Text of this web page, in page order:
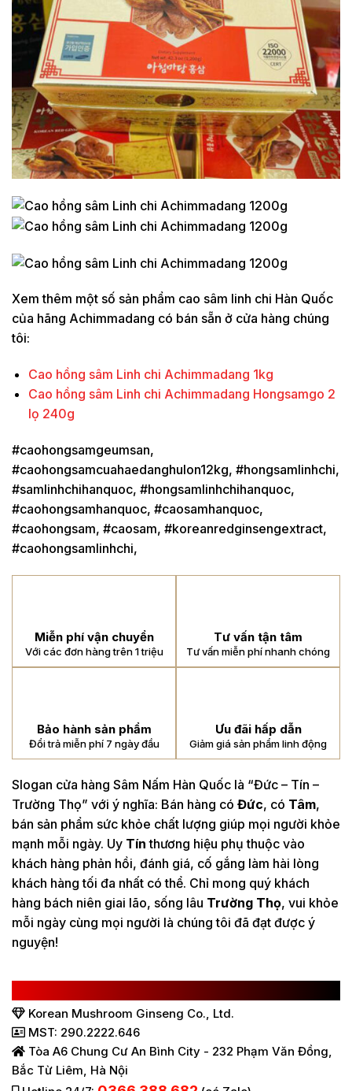
Xem thêm một số sản phẩm cao sâm linh chi Hàn Quốc
của hãng Achimmadang có bán sẵn ở cửa hàng chúng
tôi:
Cao hồng sâm Linh chi Achimmadang 1kg
Cao hồng sâm Linh chi Achimmadang Hongsamgo 2
lọ 240g
#caohongsamgeumsan,
#caohongsamcuahaedanghulon12kg, #hongsamlinhchi,
#samlinhchihanquoc, #hongsamlinhchihanquoc,
#caohongsamhanquoc, #caosamhanquoc,
#caohongsam, #caosam, #koreanredginsengextract,
#caohongsamlinhchi,
Miễn phí vận chuyển
Với các đơn hàng trên 1 triệu
Tư vấn tận tâm
Tư vấn miễn phí nhanh chóng
Bảo hành sản phẩm
Đổi trả miễn phí 7 ngày đầu
Ưu đãi hấp dẫn
Giảm giá sản phẩm linh động
Slogan cửa hàng Sâm Nấm Hàn Quốc là “Đức – Tín –
Trường Thọ” với ý nghĩa: Bán hàng có Đức, có Tâm,
bán sản phẩm sức khỏe chất lượng giúp mọi người khỏe
mạnh mỗi ngày. Uy Tín thương hiệu phụ thuộc vào
khách hàng phản hồi, đánh giá, cố gắng làm hài lòng
khách hàng tối đa nhất có thể. Chỉ mong quý khách
hàng bách niên giai lão, sống lâu Trường Thọ, vui khỏe
mỗi ngày cùng mọi người là chúng tôi đã đạt được ý
nguyện!
Korean Mushroom Ginseng Co., Ltd.
MST: 290.2222.646
Tòa A6 Chung Cư An Bình City - 232 Phạm Văn Đồng,
Bắc Từ Liêm, Hà Nội